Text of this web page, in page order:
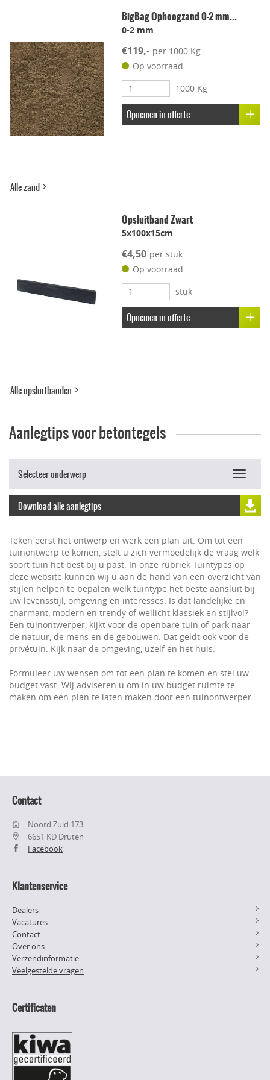
Lichtgewicht
Onderhoudsvriendelijk
BigBag Ophoogzand 0-2 mm...
0-2 mm
€119,- per 1000 Kg
Op voorraad
1000 Kg
Opnemen in offerte
Alle zand
Opsluitband Zwart
5x100x15cm
€4,50 per stuk
Op voorraad
stuk
Opnemen in offerte
Alle opsluitbanden
Aanlegtips voor betontegels
Selecteer onderwerp
Toggle
Download alle aanlegtips
Teken eerst het ontwerp en werk een plan uit. Om tot een
tuinontwerp te komen, stelt u zich vermoedelijk de vraag welk
soort tuin het best bij u past. In onze rubriek Tuintypes op
deze website kunnen wij u aan de hand van een overzicht van
stijlen helpen te bepalen welk tuintype het beste aansluit bij
uw levensstijl, omgeving en interesses. Is dat landelijke en
charmant, modern en trendy of wellicht klassiek en stijlvol?
Een tuinontwerper, kijkt voor de openbare tuin of park naar
de natuur, de mens en de gebouwen. Dat geldt ook voor de
privétuin. Kijk naar de omgeving, uzelf en het huis.
Formuleer uw wensen om tot een plan te komen en stel uw
budget vast. Wij adviseren u om in uw budget ruimte te
maken om een plan te laten maken door een tuinontwerper.
Contact
Noord Zuid 173
6651 KD Druten
Facebook
Klantenservice
Dealers
Vacatures
Contact
Over ons
Verzendinformatie
Veelgestelde vragen
Certificaten